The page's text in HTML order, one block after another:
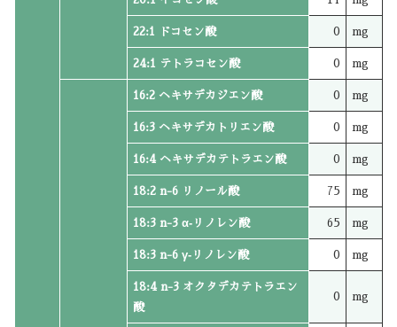
22:1 ドコセン酸 0 mg
24:1 テトラコセン酸 0 mg
16:2 ヘキサデカジエン酸 0 mg
16:3 ヘキサデカトリエン酸 0 mg
16:4 ヘキサデカテトラエン酸 0 mg
18:2 n-6 リノール酸 75 mg
18:3 n-3 α‐リノレン酸 65 mg
18:3 n-6 γ‐リノレン酸 0 mg
18:4 n-3 オクタデカテトラエン
酸
0 mg